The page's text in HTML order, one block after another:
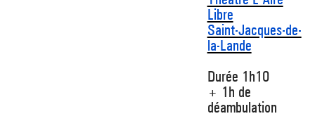
Libre
Saint-Jacques-de-
la-Lande
Durée 1h10
+ 1h de
déambulation